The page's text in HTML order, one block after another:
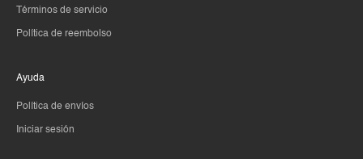
Términos de servicio
Política de reembolso
Ayuda
Política de envíos
Iniciar sesión